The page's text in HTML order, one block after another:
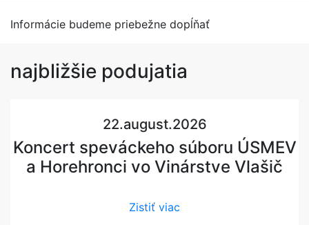
Informácie budeme priebežne dopĺňať
najbližšie podujatia
22.august.2026
Koncert speváckeho súboru ÚSMEV
a Horehronci vo Vinárstve Vlašič
Zistiť viac